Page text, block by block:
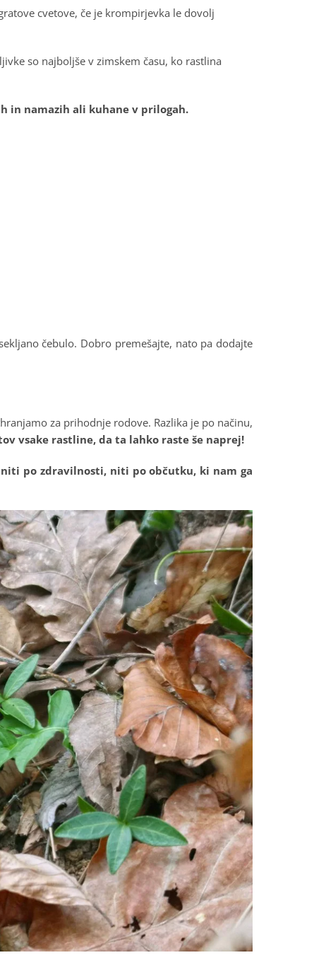
cvetove, če je krompirjevka le dovolj
so najboljše v zimskem času, ko rastlina
in namazih ali kuhane v prilogah.
čebulo. Dobro premešajte, nato pa dodajte
za prihodnje rodove. Razlika je po načinu,
vsake rastline, da ta lahko raste še naprej!
po zdravilnosti, niti po občutku, ki nam ga